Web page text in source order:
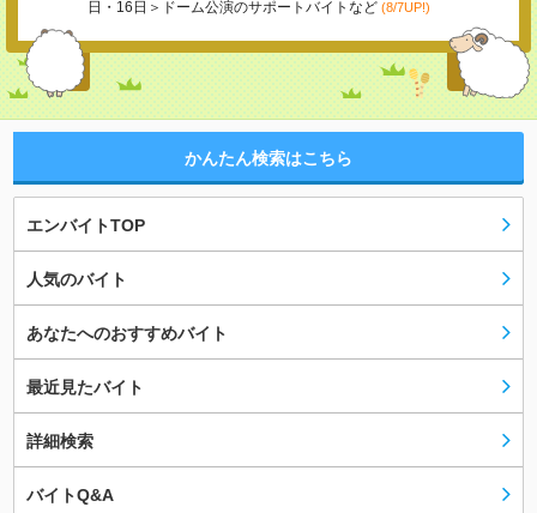
日・16日＞ドーム公演のサポートバイトなど (8/7UP!)
かんたん検索はこちら
エンバイトTOP
人気のバイト
あなたへのおすすめバイト
最近見たバイト
詳細検索
バイトQ&A